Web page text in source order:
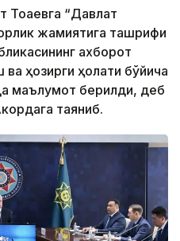
“Давлат
жамиятига ташрифи
ахборот
ҳозирги ҳолати бўйича
маълумот берилди, деб
таяниб.